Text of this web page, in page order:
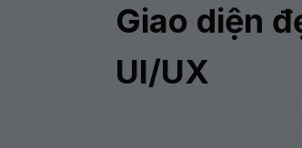
Giao diện
UI/UX